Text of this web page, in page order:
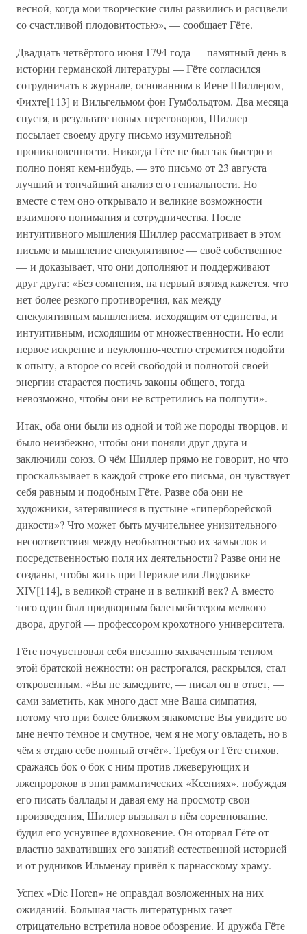
весной, когда мои творческие силы развились и расцвели
со счастливой плодовитостью», — сообщает Гёте.
Двадцать четвёртого июня 1794 года — памятный день в
истории германской литературы — Гёте согласился
сотрудничать в журнале, основанном в Иене Шиллером,
Фихте[113] и Вильгельмом фон Гумбольдтом. Два месяца
спустя, в результате новых переговоров, Шиллер
посылает своему другу письмо изумительной
проникновенности. Никогда Гёте не был так быстро и
полно понят кем-нибудь, — это письмо от 23 августа
лучший и тончайший анализ его гениальности. Но
вместе с тем оно открывало и великие возможности
взаимного понимания и сотрудничества. После
интуитивного мышления Шиллер рассматривает в этом
письме и мышление спекулятивное — своё собственное
— и доказывает, что они дополняют и поддерживают
друг друга: «Без сомнения, на первый взгляд кажется, что
нет более резкого противоречия, как между
спекулятивным мышлением, исходящим от единства, и
интуитивным, исходящим от множественности. Но если
первое искренне и неуклонно-честно стремится подойти
к опыту, а второе со всей свободой и полнотой своей
энергии старается постичь законы общего, тогда
невозможно, чтобы они не встретились на полпути».
Итак, оба они были из одной и той же породы творцов, и
было неизбежно, чтобы они поняли друг друга и
заключили союз. О чём Шиллер прямо не говорит, но что
проскальзывает в каждой строке его письма, он чувствует
себя равным и подобным Гёте. Разве оба они не
художники, затерявшиеся в пустыне «гиперборейской
дикости»? Что может быть мучительнее унизительного
несоответствия между необъятностью их замыслов и
посредственностью поля их деятельности? Разве они не
созданы, чтобы жить при Перикле или Людовике
XIV[114], в великой стране и в великий век? А вместо
того один был придворным балетмейстером мелкого
двора, другой — профессором крохотного университета.
Гёте почувствовал себя внезапно захваченным теплом
этой братской нежности: он растрогался, раскрылся, стал
откровенным. «Вы не замедлите, — писал он в ответ, —
сами заметить, как много даст мне Ваша симпатия,
потому что при более близком знакомстве Вы увидите во
мне нечто тёмное и смутное, чем я не могу овладеть, но в
чём я отдаю себе полный отчёт». Требуя от Гёте стихов,
сражаясь бок о бок с ним против лжеверующих и
лжепророков в эпиграмматических «Ксениях», побуждая
его писать баллады и давая ему на просмотр свои
произведения, Шиллер вызывал в нём соревнование,
будил его уснувшее вдохновение. Он оторвал Гёте от
властно захвативших его занятий естественной историей
и от рудников Ильменау привёл к парнасскому храму.
Успех «Die Horen» не оправдал возложенных на них
ожиданий. Большая часть литературных газет
отрицательно встретила новое обозрение. И дружба Гёте